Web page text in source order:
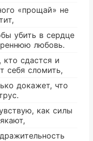
«прощай» не
убить в сердце
любовь.
кто сдастся и
себя сломить,
докажет, что
как силы